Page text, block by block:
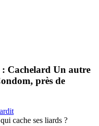
Cachelard Un autre
près de
cache ses liards ?